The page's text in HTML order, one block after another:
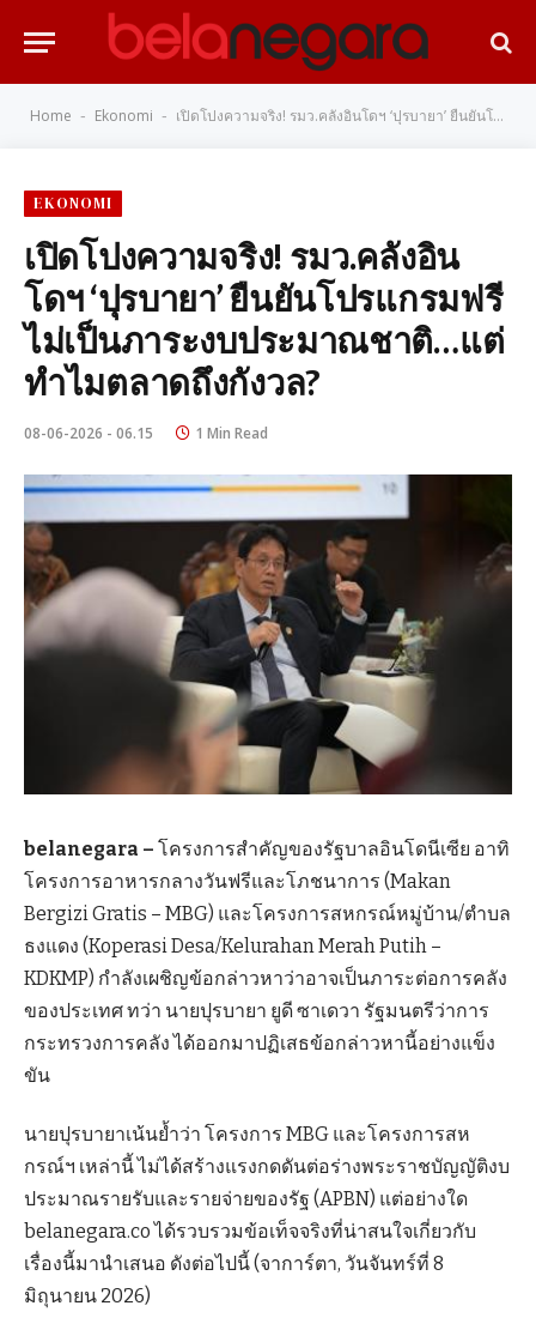
Home - Ekonomi - เปิดโปงความจริง! รมว.คลังอินโดฯ ‘ปุรบายา’ ยืนยันโปรแกรมฟรีไม่เป็นภาระงบประมาณชาติ…แต่ทำไมตลาดถึงกังวล?
EKONOMI
เปิดโปงความจริง! รมว.คลังอิน
โดฯ ‘ปุรบายา’ ยืนยันโปรแกรมฟรี
ไม่เป็นภาระงบประมาณชาติ…แต่
ทำไมตลาดถึงกังวล?
08-06-2026 - 06.15 1 Min Read
belanegara – โครงการสำคัญของรัฐบาลอินโดนีเซีย อาทิ
โครงการอาหารกลางวันฟรีและโภชนาการ (Makan
Bergizi Gratis – MBG) และโครงการสหกรณ์หมู่บ้าน/ตำบล
ธงแดง (Koperasi Desa/Kelurahan Merah Putih –
KDKMP) กำลังเผชิญข้อกล่าวหาว่าอาจเป็นภาระต่อการคลัง
ของประเทศ ทว่า นายปุรบายา ยูดี ซาเดวา รัฐมนตรีว่าการ
กระทรวงการคลัง ได้ออกมาปฏิเสธข้อกล่าวหานี้อย่างแข็ง
ขัน
นายปุรบายาเน้นย้ำว่า โครงการ MBG และโครงการสห
กรณ์ฯ เหล่านี้ ไม่ได้สร้างแรงกดดันต่อร่างพระราชบัญญัติงบ
ประมาณรายรับและรายจ่ายของรัฐ (APBN) แต่อย่างใด
belanegara.co ได้รวบรวมข้อเท็จจริงที่น่าสนใจเกี่ยวกับ
เรื่องนี้มานำเสนอ ดังต่อไปนี้ (จาการ์ตา, วันจันทร์ที่ 8
มิถุนายน 2026)